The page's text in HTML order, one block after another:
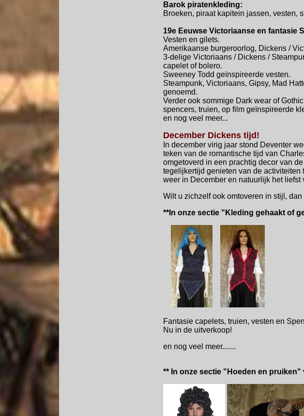
Barok piratenkleding:
Broeken, piraat kapitein jassen, vesten,
19e Eeuwse Victoriaanse en fantasie
Vesten en gilets.
Amerikaanse burgeroorlog, Dickens /
3-delige Victoriaans / Dickens /
capelet of bolero.
Sweeney Todd geïnspireerde vesten.
Steampunk, Victoriaans, Gipsy, Mad
genoemd.
Verder ook sommige Dark wear of
spencers, truien, op film geïnspireerde
en nog veel meer...
December Dickens tijd!
In december virig jaar stond Deventer
teken van de romantische tijd van
omgetoverd in een prachtig decor van
tegelijkertijd genieten van de
weer in December en natuurlijk het
Wilt u zichzelf ook omtoveren in stijl,
**In onze sectie "Kleding gehaakt of
Fantasie capelets, truien, vesten en
Nu in de uitverkoop!
en nog veel meer.......
** In onze sectie "Hoeden en pruiken"